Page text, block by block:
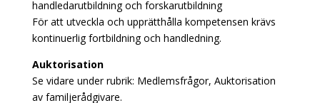
handledarutbildning och forskarutbildning
För att utveckla och upprätthålla kompetensen krävs
kontinuerlig fortbildning och handledning.
Auktorisation
Se vidare under rubrik: Medlemsfrågor, Auktorisation
av familjerådgivare.